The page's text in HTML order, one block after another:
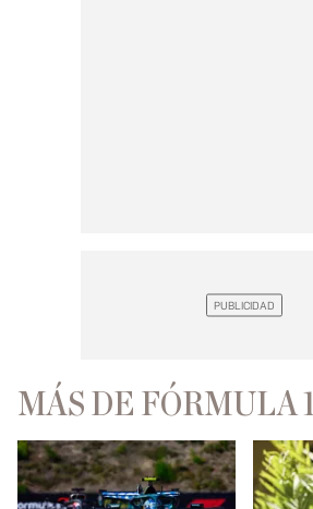
MÁS DE FÓRMULA 1